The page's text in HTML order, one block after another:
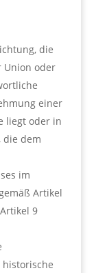
die
Union oder
einer
liegt oder in
die dem
im
Artikel
9
historische